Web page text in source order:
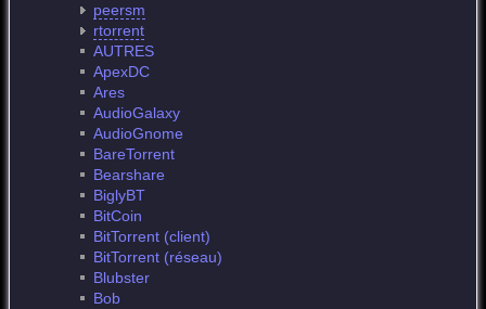
peersm
rtorrent
AUTRES
ApexDC
Ares
AudioGalaxy
AudioGnome
BareTorrent
Bearshare
BiglyBT
BitCoin
BitTorrent (client)
BitTorrent (réseau)
Blubster
Bob